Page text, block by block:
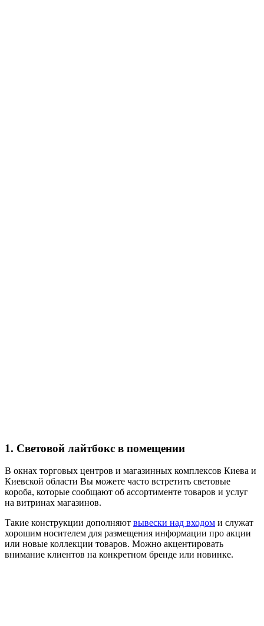
1. Световой лайтбокс в помещении
В окнах торговых центров и магазинных комплексов Киева и
Киевской области Вы можете часто встретить световые
короба, которые сообщают об ассортименте товаров и услуг
на витринах магазинов.
Такие конструкции дополняют вывески над входом и служат
хорошим носителем для размещения информации про акции
или новые коллекции товаров. Можно акцентировать
внимание клиентов на конкретном бренде или новинке.